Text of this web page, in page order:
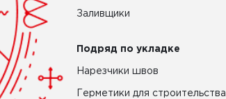
Заливщики
Подряд по укладке
Нарезчики швов
Герметики для строительства